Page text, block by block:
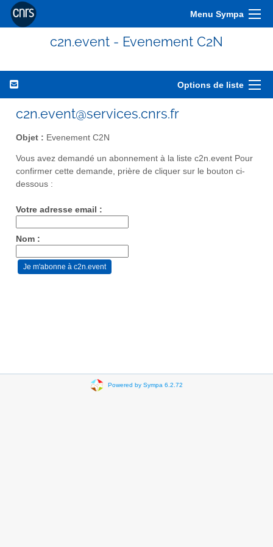
Menu Sympa
c2n.event - Evenement C2N
Options de liste
c2n.event@services.cnrs.fr
Objet : Evenement C2N
Vous avez demandé un abonnement à la liste c2n.event Pour
confirmer cette demande, prière de cliquer sur le bouton ci-
dessous :
Votre adresse email :
Nom :
Powered by Sympa 6.2.72